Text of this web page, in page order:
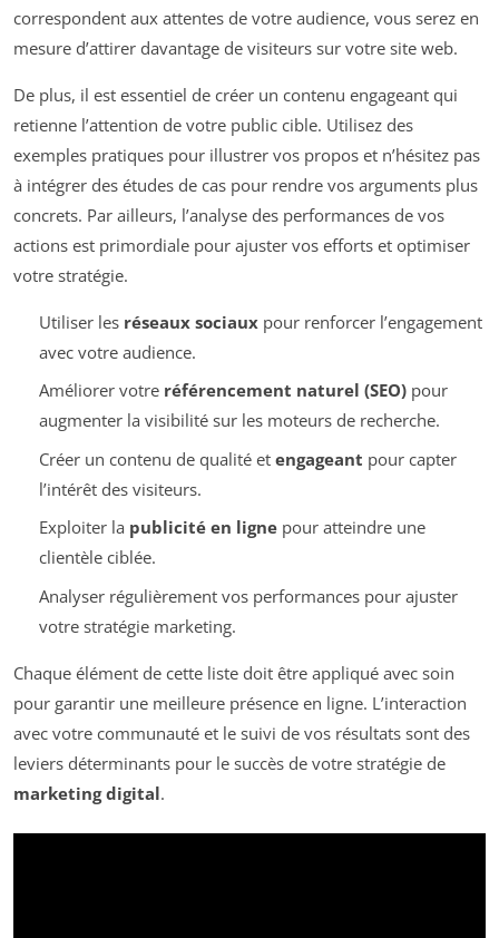
correspondent aux attentes de votre audience, vous serez en
mesure d’attirer davantage de visiteurs sur votre site web.
De plus, il est essentiel de créer un contenu engageant qui
retienne l’attention de votre public cible. Utilisez des
exemples pratiques pour illustrer vos propos et n’hésitez pas
à intégrer des études de cas pour rendre vos arguments plus
concrets. Par ailleurs, l’analyse des performances de vos
actions est primordiale pour ajuster vos efforts et optimiser
votre stratégie.
Utiliser les réseaux sociauxpour renforcer l’engagement
avec votre audience.
Améliorer votre référencement naturel (SEO)pour
augmenter la visibilité sur les moteurs de recherche.
Créer un contenu de qualité et engageant pour capter
l’intérêt des visiteurs.
Exploiter la publicité en lignepour atteindre une
clientèle ciblée.
Analyser régulièrement vos performances pour ajuster
votre stratégie marketing.
Chaque élément de cette liste doit être appliqué avec soin
pour garantir une meilleure présence en ligne. L’interaction
avec votre communauté et le suivi de vos résultats sont des
leviers déterminants pour le succès de votre stratégie de
marketing digital.